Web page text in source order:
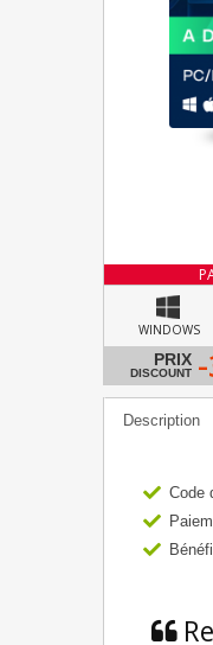
WINDOWS
PRIX
DISCOUNT
Description
Code